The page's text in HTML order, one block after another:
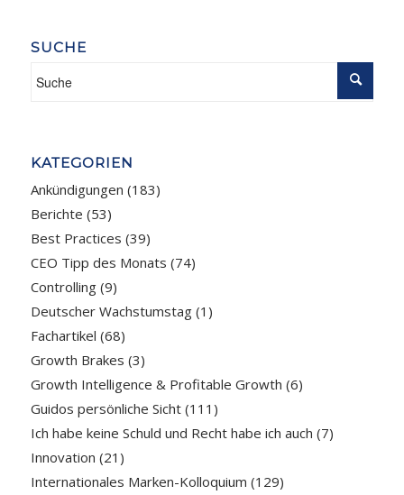
SUCHE
KATEGORIEN
Ankündigungen (183)
Berichte (53)
Best Practices (39)
CEO Tipp des Monats (74)
Controlling(9)
Deutscher Wachstumstag(1)
Fachartikel (68)
Growth Brakes (3)
Growth Intelligence & Profitable Growth (6)
Guidos persönliche Sicht(111)
Ich habe keine Schuld und Recht habe ich auch (7)
Innovation (21)
Internationales Marken-Kolloquium (129)